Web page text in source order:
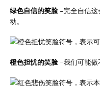
绿色自信的笑脸 –完全自信
动。
橙色担忧的笑脸 –我们可能做